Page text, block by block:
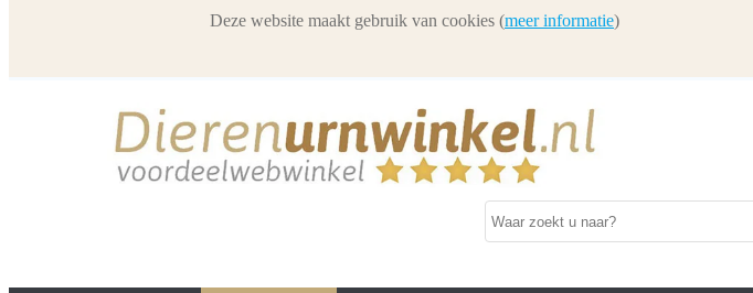
Deze website maakt gebruik van cookies (meer informatie)